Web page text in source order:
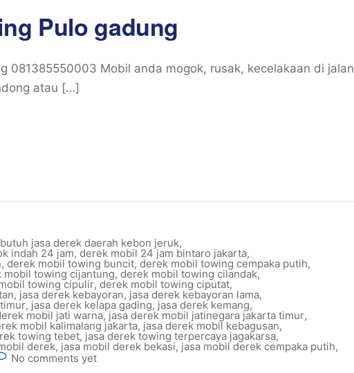
Pulo gadung
081385550003 Mobil anda mogok, rusak, kecelakaan di jalan
atau […]
butuh jasa derek daerah kebon jeruk,
indah 24 jam, derek mobil 24 jam bintaro jakarta,
, derek mobil towing buncit, derek mobil towing cempaka putih,
mobil towing cijantung, derek mobil towing cilandak,
towing cipulir, derek mobil towing ciputat,
, jasa derek kebayoran, jasa derek kebayoran lama,
, jasa derek kelapa gading, jasa derek kemang,
mobil jati warna, jasa derek mobil jatinegara jakarta timur,
mobil kalimalang jakarta, jasa derek mobil kebagusan,
towing tebet, jasa derek towing terpercaya jagakarsa,
derek, jasa mobil derek bekasi, jasa mobil derek cempaka putih,
No comments yet